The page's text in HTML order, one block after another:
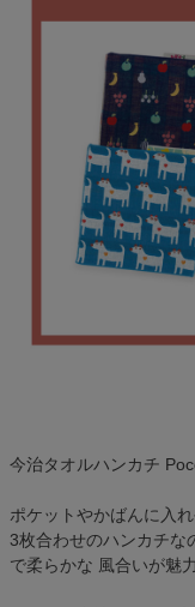
今治タオルハンカチ
ポケットやかばんに入
3枚合わせのハンカチな
で柔らかな 風合いが魅力